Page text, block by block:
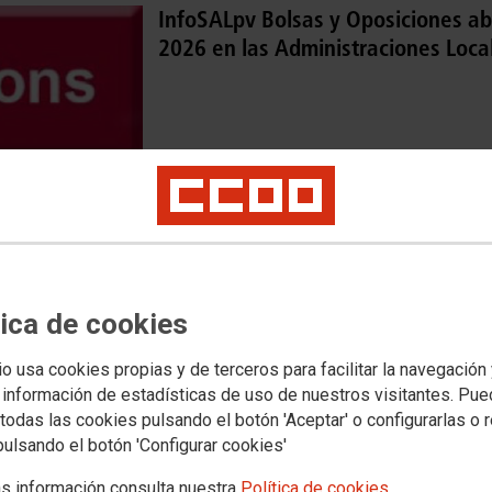
de cookies
usa cookies propias y de terceros para facilitar la navegación
de estadísticas de uso de nuestros visitantes.
las cookies pulsando el botón 'Aceptar' o configurarlas o
el botón 'Configurar cookies'
InfoSALpv Bolsas y Oposiciones
2026 en las Administraciones
València
millora de
El 90 % de les
18 de febrer, a les
30/01/2026
JORNADA
MUJERES